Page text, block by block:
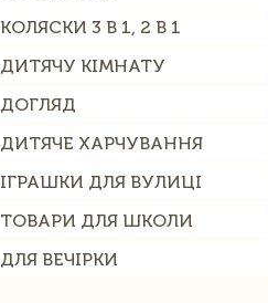
КОЛЯСКИ 3 В 1, 2 В 1
ДИТЯЧУ КІМНАТУ
ДОГЛЯД
ДИТЯЧЕ ХАРЧУВАННЯ
ІГРАШКИ ДЛЯ ВУЛИЦІ
ТОВАРИ ДЛЯ ШКОЛИ
ДЛЯ ВЕЧІРКИ